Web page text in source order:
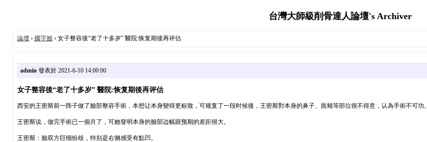
台灣大師級削骨達人論壇's Archiver
論壇› 國字臉› 女子整容後“老了十多岁” 醫院:恢复期後再评估
admin發表於 2021-6-10 14:00:00
女子整容後“老了十多岁” 醫院:恢复期後再评估
西安的王密斯前一阵子做了臉部整容手術，本想让本身變得更标致，可规复了一段时候後，王密斯對本身的鼻子、面颊等部位很不得意，认為手術不可功。
王密斯说，做完手術已一個月了，可她發明本身的臉部边幅跟预期的差距很大。
王密斯：臉双方巨细纷歧，特别是右侧感受有點凹。